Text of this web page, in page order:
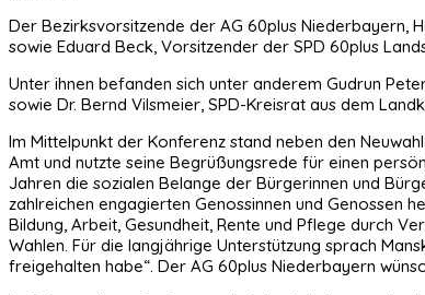
Der Bezirksvorsitzende der AG 60plus Niederbayern,
sowie Eduard Beck, Vorsitzender der SPD 60plus
Unter ihnen befanden sich unter anderem Gudrun
sowie Dr. Bernd Vilsmeier, SPD-Kreisrat aus dem
Im Mittelpunkt der Konferenz stand neben den
Amt und nutzte seine Begrüßungsrede für einen
Jahren die sozialen Belange der Bürgerinnen und
zahlreichen engagierten Genossinnen und Genossen
Bildung, Arbeit, Gesundheit, Rente und Pflege durch
Wahlen. Für die langjährige Unterstützung sprach
freigehalten habe“. Der AG 60plus Niederbayern